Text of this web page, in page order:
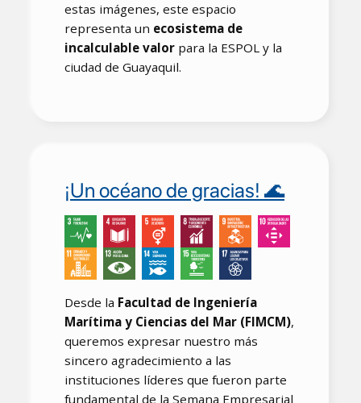
estas imágenes, este espacio
representa un ecosistema de
incalculable valor para la ESPOL y la
ciudad de Guayaquil.
¡Un océano de gracias! 🌊
Desde la Facultad de Ingeniería
Marítima y Ciencias del Mar (FIMCM),
queremos expresar nuestro más
sincero agradecimiento a las
instituciones líderes que fueron parte
fundamental de la Semana Empresarial